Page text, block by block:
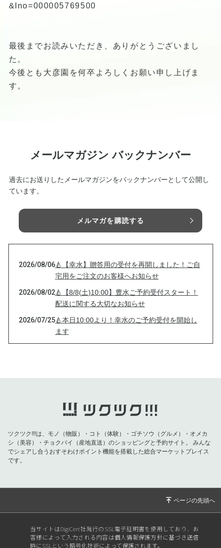
&Ino=000005769500
最後までお読みいただき、ありがとうございまし
た。
今後とも大彦園を何卒よろしくお願い申し上げま
す。
メールマガジン バックナンバー
過去にお送りしたメールマガジンをバックナンバーとして公開し
ています。
メルマガを購読する
2026/08/06🍐【幸水】贈答用の受付を再開しました！ご自
宅用をご注文のお客様へお知らせ
2026/08/02🍐【8/8(土)10:00】豊水ご予約受付スタート！
配送に関する大切なお知らせ
2026/07/25🍐本日10:00より！幸水のご予約受付を開始し
ます
🎍新年のご挨拶🎍
2025/10/03🍐【直売所🏠最終営業日のお知らせ】🍐
2025/09/28🍐【3日間限定】ポイント1,000円分プレゼント
2025/09/16 🍐臨時休業・梨狩り・かおり在庫追加のお知ら
ツクツク!!!は、モノ（物販）・コト（体験）・ゴチソウ（グルメ）・オメカ
シ（美容）・チョクバイ（産地直送）のショッピングと予約サイト。
みんな
でシェアし合うおすそわけポイント機能を搭載した総合マーケットプレイス
です。
当サイトはDigiCert社発行のSSL電子証明書を使用しており、お
客様によって入力される内容は個人情報保護方針に基づき送信
時にSSLという暗号化技術によって保護されます。